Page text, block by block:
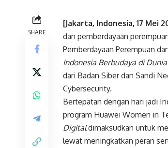
SHARE
[Jakarta, Indonesia, 17 Mei
dan pemberdayaan
Pemberdayaan Perempuan
Indonesia Berbudaya di
dari Badan Siber dan Sandi
Cybersecurity.
Bertepatan dengan hari jadi
program Huawei Women in
Digitaldimaksudkan untuk
lewat meningkatkan peran